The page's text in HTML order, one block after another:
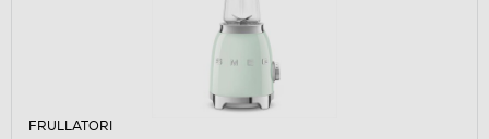
FRULLATORI